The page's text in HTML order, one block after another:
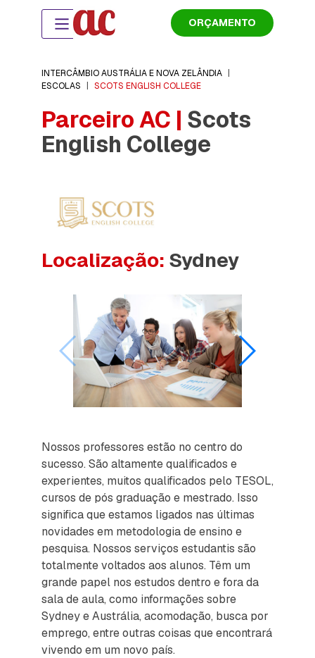
ORÇAMENTO
INTERCÂMBIO AUSTRÁLIA E NOVA ZELÂNDIA
ESCOLAS
SCOTS ENGLISH COLLEGE
Parceiro AC | Scots
English College
Localização: Sydney
Nossos professores estão no centro do
sucesso. São altamente qualificados e
experientes, muitos qualificados pelo TESOL,
cursos de pós graduação e mestrado. Isso
significa que estamos ligados nas últimas
novidades em metodologia de ensino e
pesquisa. Nossos serviços estudantis são
totalmente voltados aos alunos. Têm um
grande papel nos estudos dentro e fora da
sala de aula, como informações sobre
Sydney e Austrália, acomodação, busca por
emprego, entre outras coisas que encontrará
vivendo em um novo país.